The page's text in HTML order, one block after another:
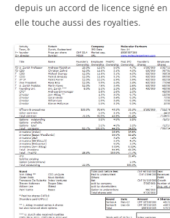
depuis un accord de licence signé en
elle touche aussi des royalties.